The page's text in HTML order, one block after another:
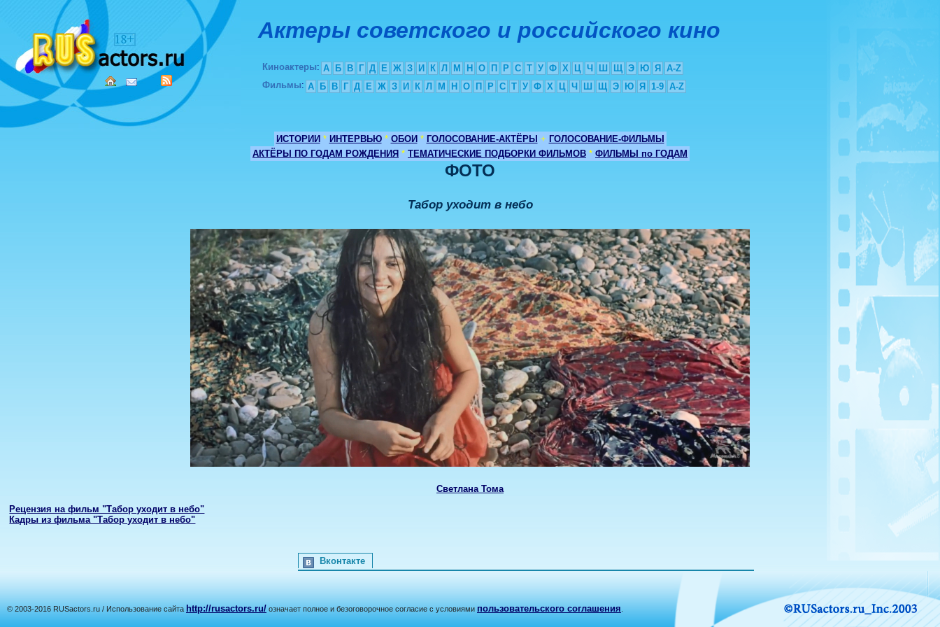
Актеры советского и российского кино
Киноактеры: А Б В Г Д Е Ж З И К Л М Н О П Р С Т У Ф Х Ц Ч Ш Щ Э Ю Я
A-Z
Фильмы: А Б В Г Д Е Ж З И К Л М Н О П Р С Т У Ф Х Ц Ч Ш Щ Э Ю Я 1-9 A-Z
ИСТОРИИ * ИНТЕРВЬЮ * ОБОИ * ГОЛОСОВАНИЕ-АКТЁРЫ + ГОЛОСОВАНИЕ-ФИЛЬМЫ
АКТЁРЫ ПО ГОДАМ РОЖДЕНИЯ * ТЕМАТИЧЕСКИЕ ПОДБОРКИ ФИЛЬМОВ * ФИЛЬМЫ по ГОДАМ
ФОТО
Табор уходит в небо
Светлана Тома
Рецензия на фильм "Табор уходит в небо"
Кадры из фильма "Табор уходит в небо"
Вконтакте
© 2003-2016 RUSactors.ru / Использование сайта http://rusactors.ru/ означает полное и безоговорочное согласие с условиями пользовательского соглашения